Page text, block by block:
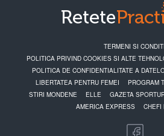
TERMENI SI
POLITICA PRIVIND COOKIES SI ALTE
POLITICA DE CONFIDENTIALITATE A
LIBERTATEA PENTRU FEMEI
PROGRAM
STIRI MONDENE
ELLE GAZETA
AMERICA EXPRESS
CHEFI